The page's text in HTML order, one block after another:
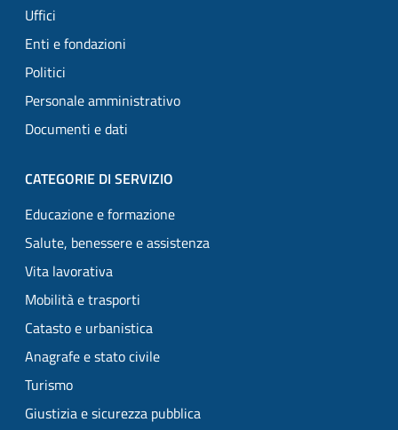
Uffici
Enti e fondazioni
Politici
Personale amministrativo
Documenti e dati
CATEGORIE DI SERVIZIO
Educazione e formazione
Salute, benessere e assistenza
Vita lavorativa
Mobilità e trasporti
Catasto e urbanistica
Anagrafe e stato civile
Turismo
Giustizia e sicurezza pubblica